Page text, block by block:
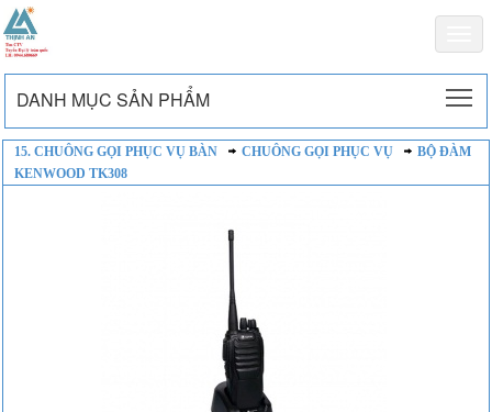
DANH MỤC SẢN PHẨM
15. CHUÔNG GỌI PHỤC VỤ BÀN CHUÔNG GỌI PHỤC VỤ
BỘ ĐÀM
KENWOOD TK308